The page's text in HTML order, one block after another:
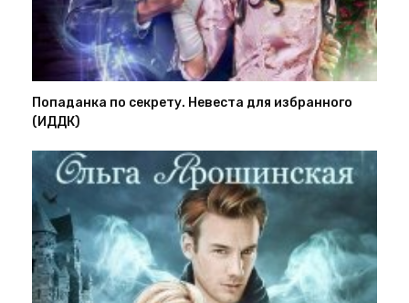
Попаданка по секрету. Невеста для избранного
(ИДДК)